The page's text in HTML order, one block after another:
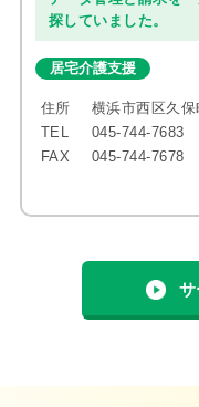
探していました。
居宅介護支援
住所
横浜市西区久
TEL
045-744-7683
FAX
045-744-7678